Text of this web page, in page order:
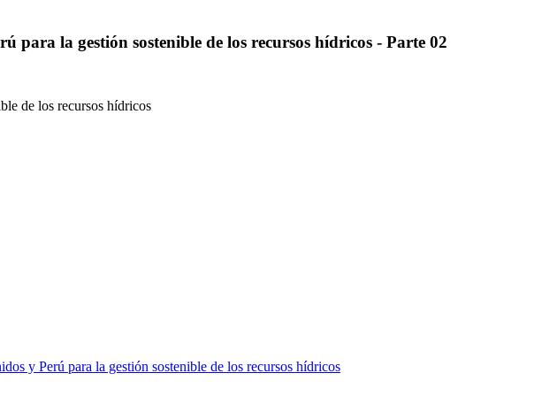
para la gestión sostenible de los recursos hídricos - Parte 02
de los recursos hídricos
y Perú para la gestión sostenible de los recursos hídricos